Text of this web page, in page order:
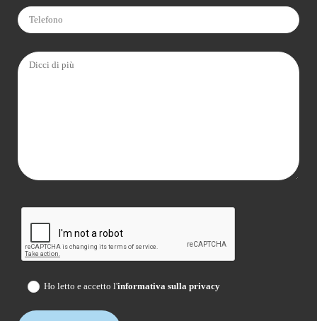
Ho letto e accetto l'informativa sulla privacy